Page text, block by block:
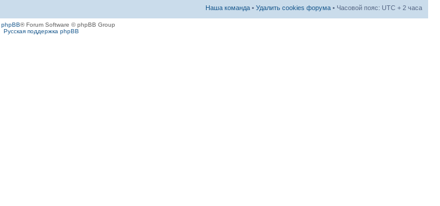
Наша команда • Удалить cookies форума • Часовой пояс: UTC + 2 часа
phpBB® Forum Software © phpBB Group
Русская поддержка phpBB